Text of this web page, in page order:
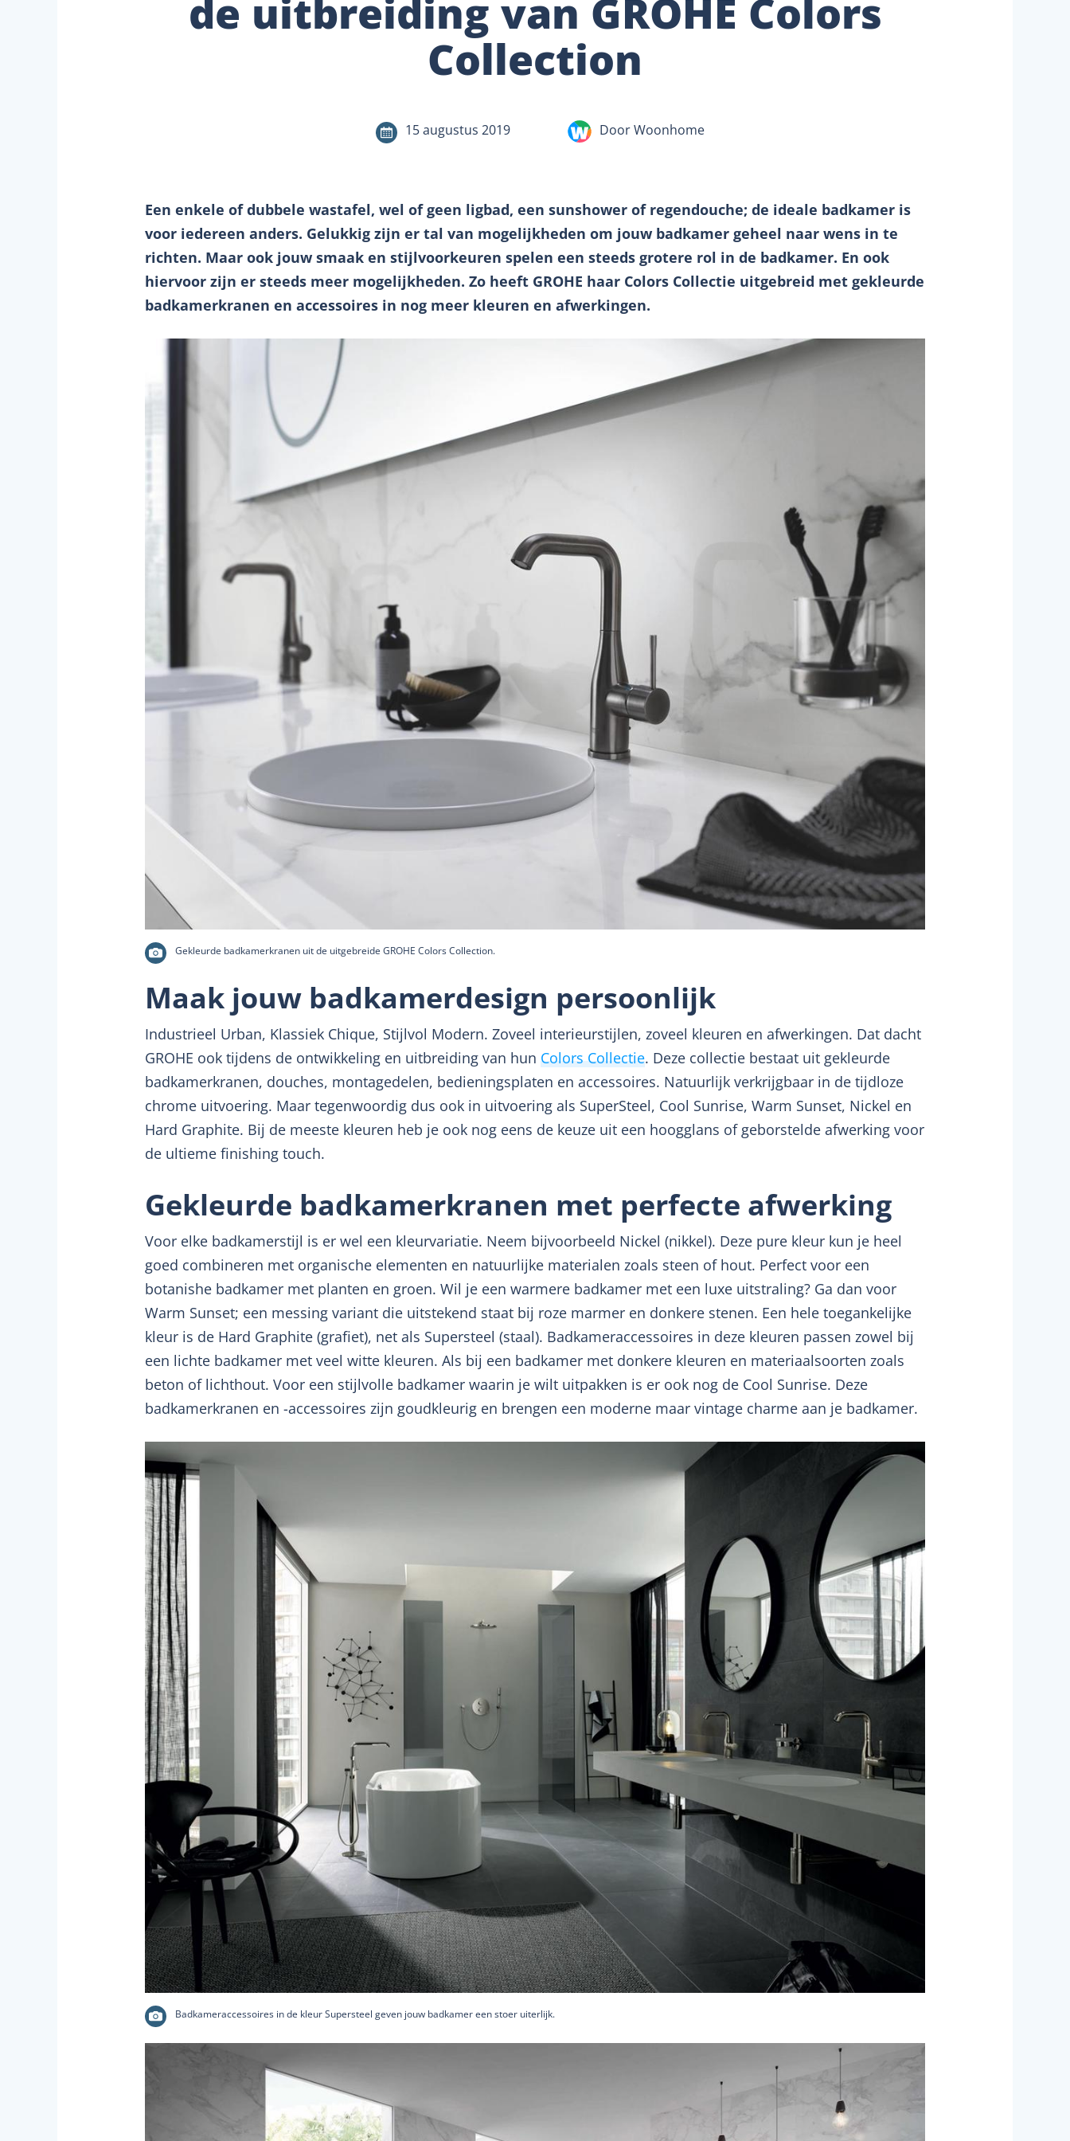
de uitbreiding van GROHE Colors
Collection
15 augustus 2019 Door Woonhome
Een enkele of dubbele wastafel, wel of geen ligbad, een sunshower of regendouche; de ideale badkamer is
voor iedereen anders. Gelukkig zijn er tal van mogelijkheden om jouw badkamer geheel naar wens in te
richten. Maar ook jouw smaak en stijlvoorkeuren spelen een steeds grotere rol in de badkamer. En ook
hiervoor zijn er steeds meer mogelijkheden. Zo heeft GROHE haar Colors Collectie uitgebreid met gekleurde
badkamerkranen en accessoires in nog meer kleuren en afwerkingen.
Gekleurde badkamerkranen uit de uitgebreide GROHE Colors Collection.
Maak jouw badkamerdesign persoonlijk
Industrieel Urban, Klassiek Chique, Stijlvol Modern. Zoveel interieurstijlen, zoveel kleuren en afwerkingen. Dat dacht
GROHE ook tijdens de ontwikkeling en uitbreiding van hun Colors Collectie. Deze collectie bestaat uit gekleurde
badkamerkranen, douches, montagedelen, bedieningsplaten en accessoires. Natuurlijk verkrijgbaar in de tijdloze
chrome uitvoering. Maar tegenwoordig dus ook in uitvoering als SuperSteel, Cool Sunrise, Warm Sunset, Nickel en
Hard Graphite. Bij de meeste kleuren heb je ook nog eens de keuze uit een hoogglans of geborstelde afwerking voor
de ultieme finishing touch.
Gekleurde badkamerkranen met perfecte afwerking
Voor elke badkamerstijl is er wel een kleurvariatie. Neem bijvoorbeeld Nickel (nikkel). Deze pure kleur kun je heel
goed combineren met organische elementen en natuurlijke materialen zoals steen of hout. Perfect voor een
botanishe badkamer met planten en groen. Wil je een warmere badkamer met een luxe uitstraling? Ga dan voor
Warm Sunset; een messing variant die uitstekend staat bij roze marmer en donkere stenen. Een hele toegankelijke
kleur is de Hard Graphite (grafiet), net als Supersteel (staal). Badkameraccessoires in deze kleuren passen zowel bij
een lichte badkamer met veel witte kleuren. Als bij een badkamer met donkere kleuren en materiaalsoorten zoals
beton of lichthout. Voor een stijlvolle badkamer waarin je wilt uitpakken is er ook nog de Cool Sunrise. Deze
badkamerkranen en -accessoires zijn goudkleurig en brengen een moderne maar vintage charme aan je badkamer.
Badkameraccessoires in de kleur Supersteel geven jouw badkamer een stoer uiterlijk.